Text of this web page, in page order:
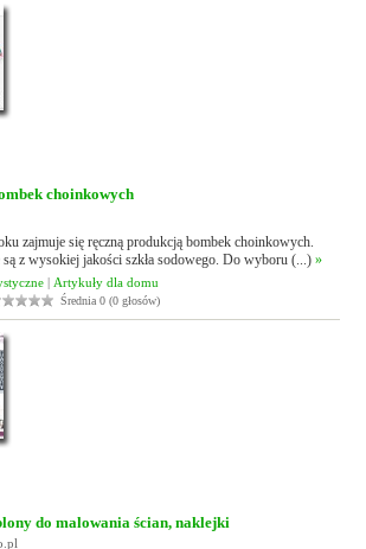
choinkowych
zajmuje się ręczną produkcją bombek choinkowych.
z wysokiej jakości szkła sodowego. Do wyboru (...)»
| Artykuły dla domu
Średnia 0 (0 głosów)
do malowania ścian, naklejki